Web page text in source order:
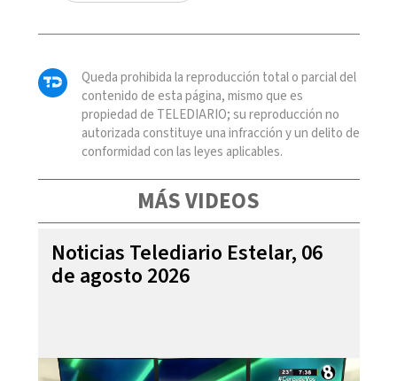
Queda prohibida la reproducción total o parcial del
contenido de esta página, mismo que es
propiedad de TELEDIARIO; su reproducción no
autorizada constituye una infracción y un delito de
conformidad con las leyes aplicables.
MÁS VIDEOS
Noticias Telediario Estelar, 06
de agosto 2026